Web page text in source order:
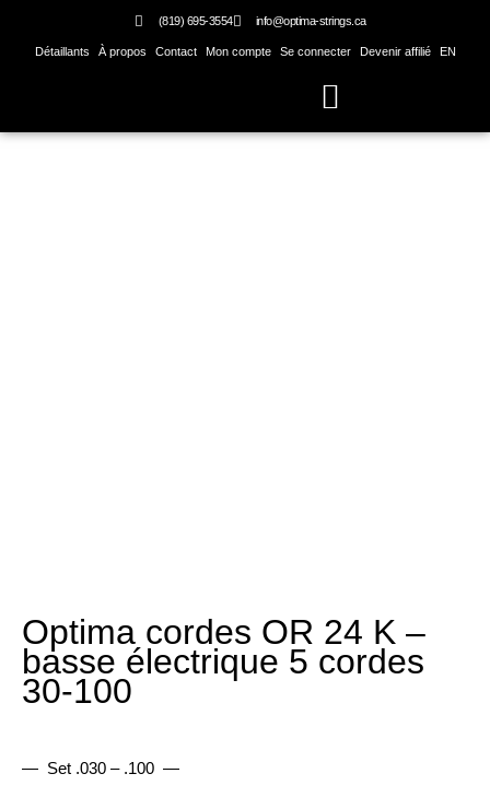
content
(819) 695-3554 info@optima-strings.ca
Détaillants À propos Contact Mon compte Se connecter Devenir affilié EN
Optima cordes OR 24 K –
basse électrique 5 cordes
30-100
— Set .030 – .100 —